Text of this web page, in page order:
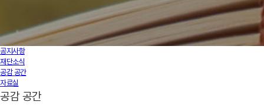
공지사항
재단소식
공감 공간
자료실
공감 공간